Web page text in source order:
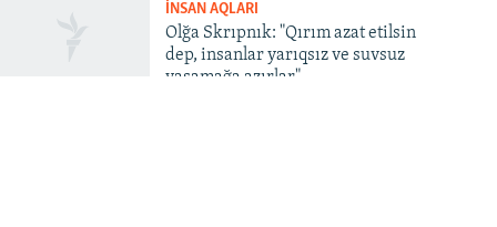
İNSAN AQLARI
Olğa Skrıpnık: "Qırım azat etilsin
dep, insanlar yarıqsız ve suvsuz
yaşamağa azırlar"